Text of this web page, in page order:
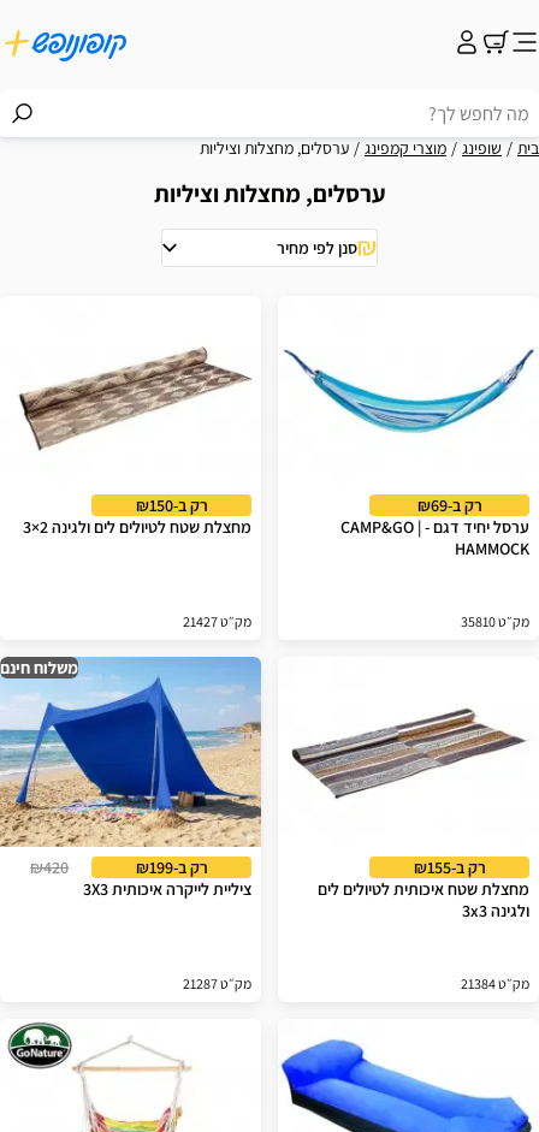
בית שופינג מוצרי קמפינג ערסלים, מחצלות וציליות
ערסלים, מחצלות וציליות
סנן לפי מחיר
רק ב-₪69
ערסל יחיד דגם - CAMP&GO |
HAMMOCK
מק״ט 35810
רק ב-₪150
מחצלת שטח לטיולים לים ולגינה 2×3
מק״ט 21427
רק ב-₪155
מחצלת שטח איכותית לטיולים לים
ולגינה 3x3
מק״ט 21384
משלוח חינם
רק ב-₪199
₪420
ציליית לייקרה איכותית 3X3
מק״ט 21287